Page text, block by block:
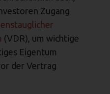
Zugang
(VDR), um wichtige
Eigentum
der Vertrag